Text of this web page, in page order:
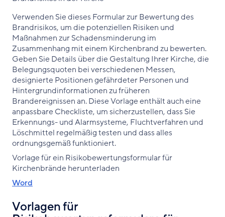
Verwenden Sie dieses Formular zur Bewertung des
Brandrisikos, um die potenziellen Risiken und
Maßnahmen zur Schadensminderung im
Zusammenhang mit einem Kirchenbrand zu bewerten.
Geben Sie Details über die Gestaltung Ihrer Kirche, die
Belegungsquoten bei verschiedenen Messen,
designierte Positionen gefährdeter Personen und
Hintergrundinformationen zu früheren
Brandereignissen an. Diese Vorlage enthält auch eine
anpassbare Checkliste, um sicherzustellen, dass Sie
Erkennungs- und Alarmsysteme, Fluchtverfahren und
Löschmittel regelmäßig testen und dass alles
ordnungsgemäß funktioniert.
Vorlage für ein Risikobewertungsformular für
Kirchenbrände herunterladen
Word
Vorlagen für